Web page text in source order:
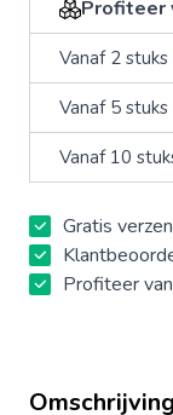
Profiteer
Vanaf 2 stuks
Vanaf 5 stuks
Vanaf 10
Gratis
Profiteer